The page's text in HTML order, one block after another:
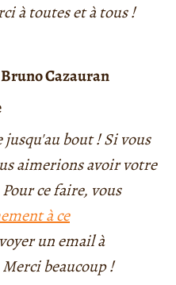
à toutes et à tous !
Cazauran
bout ! Si vous
aimerions avoir votre
ce faire, vous
à ce
un email à
beaucoup !